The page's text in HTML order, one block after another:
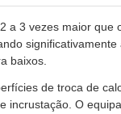
a 3 vezes maior que
significativamente
baixos.
de troca de
incrustação. O